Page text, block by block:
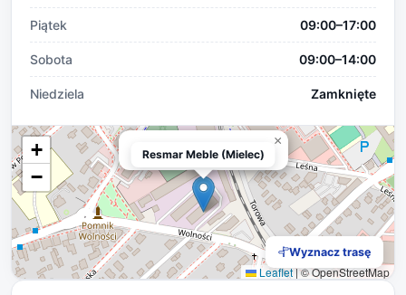
Piątek 09:00–17:00
Sobota 09:00–14:00
Niedziela Zamknięte
Resmar Meble (Mielec)
×
+
−
Leaflet|© OpenStreetMap
Resmar Meble (Mielec)
Wyznacz trasę